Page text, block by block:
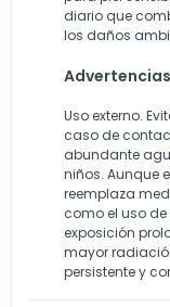
diario que
los daños
Uso externo.
caso de
abundante
niños. Aunque
reemplaza
como el uso
exposición
mayor
persistente y